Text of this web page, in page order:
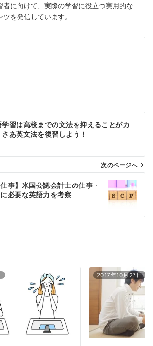
者に向けて、実際の学習に役立つ実用的な
を発信しています。
学習は高校までの文法を抑えることがカ
さあ英文法を復習しよう！
次のページへ
事】米国公認会計士の仕事・
必要な英語力を考察
2017年10月27日